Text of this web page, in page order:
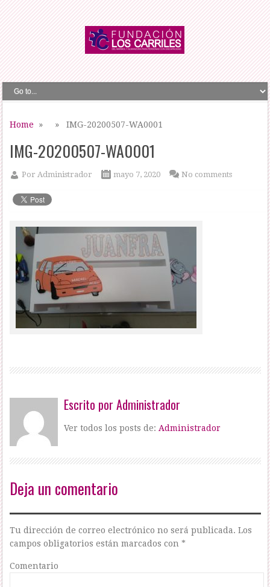
Home » » IMG-20200507-WA0001
IMG-20200507-WA0001
PorAdministrador mayo 7, 2020 No comments
Escrito porAdministrador
Ver todos los posts de: Administrador
Deja un comentario
Tu dirección de correo electrónico no será publicada. Los
campos obligatorios están marcados con*
Comentario